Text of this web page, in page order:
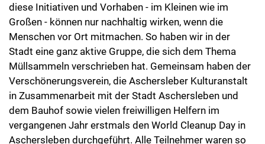
diese Initiativen und Vorhaben - im Kleinen wie im
Großen - können nur nachhaltig wirken, wenn die
Menschen vor Ort mitmachen. So haben wir in der
Stadt eine ganz aktive Gruppe, die sich dem Thema
Müllsammeln verschrieben hat. Gemeinsam haben der
Verschönerungsverein, die Aschersleber Kulturanstalt
in Zusammenarbeit mit der Stadt Aschersleben und
dem Bauhof sowie vielen freiwilligen Helfern im
vergangenen Jahr erstmals den World Cleanup Day in
Aschersleben durchgeführt. Alle Teilnehmer waren so